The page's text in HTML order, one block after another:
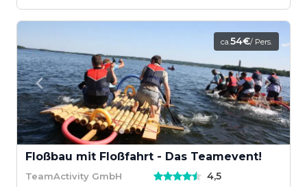
ca.54€/ Pers.
Floßbau mit Floßfahrt - Das Teamevent!
TeamActivity GmbH 4,5